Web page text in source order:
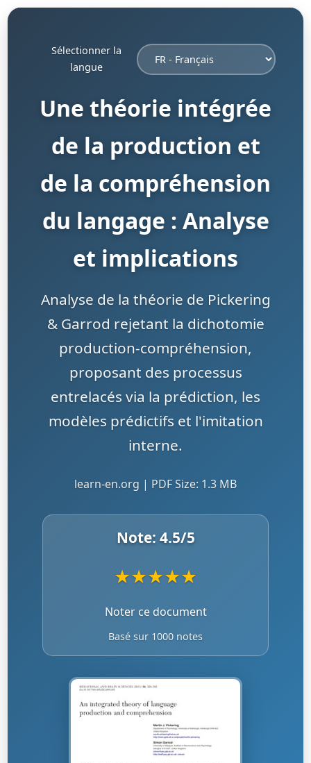
Sélectionner la
langue
Une théorie intégrée
de la production et
de la compréhension
du langage : Analyse
et implications
Analyse de la théorie de Pickering
& Garrod rejetant la dichotomie
production-compréhension,
proposant des processus
entrelacés via la prédiction, les
modèles prédictifs et l'imitation
interne.
learn-en.org | PDF Size: 1.3 MB
Note: 4.5/5
★★★★★
Noter ce document
Basé sur 1000 notes